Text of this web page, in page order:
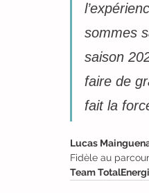
sommes
saison
faire de
fait la
Lucas
Fidèle au
Team